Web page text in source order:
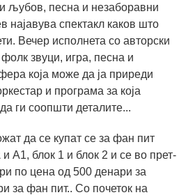
љубов, песна и незаборавни
најавува спектакл каков што
Вечер исполнета со авторски
звуци, игра, песна и
која може да ја приреди
и програма за која
ги соопшти деталите...
да се купат се за фан пит
А1, блок 1 и блок 2 и се во прет-
по цена од 500 денари за
за фан пит.. Со почеток на